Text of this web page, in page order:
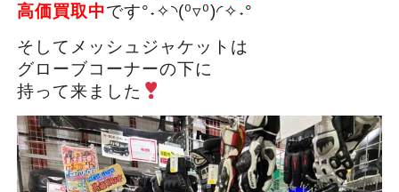
高価買取中です°˖✧◝(⁰▿⁰)◜✧˖°
そしてメッシュジャケットは
グローブコーナーの下に
持って来ました